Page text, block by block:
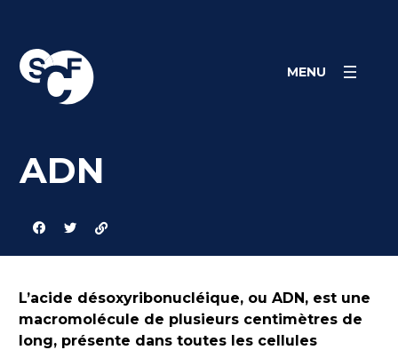
content
MENU
ADN
L’acide désoxyribonucléique, ou ADN, est une
macromolécule de plusieurs centimètres de
long, présente dans toutes les cellules